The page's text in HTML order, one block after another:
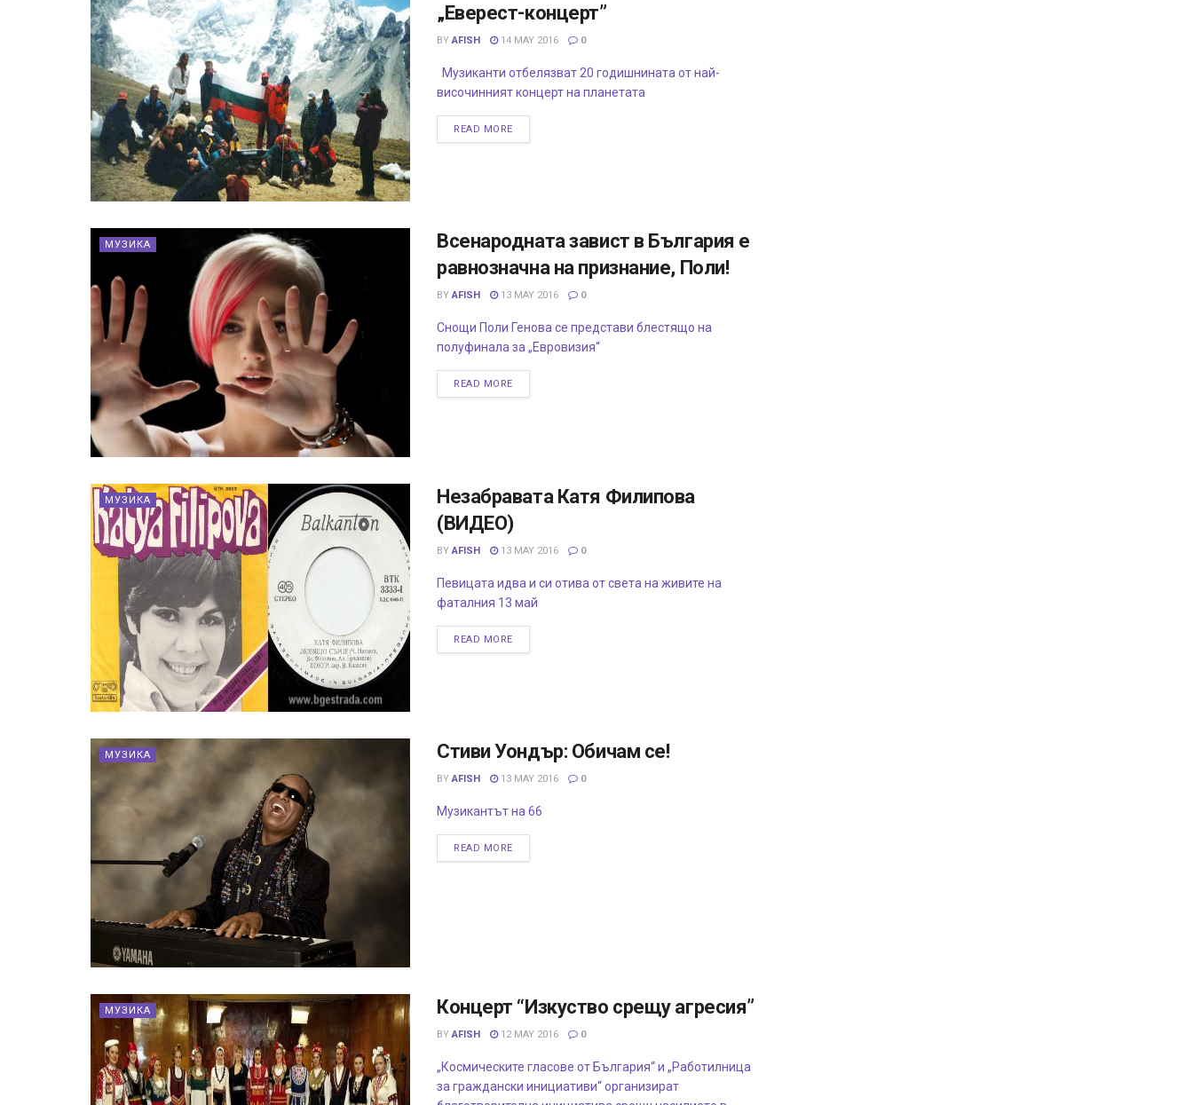
„Еверест-концерт”
BY AFISH 14 MAY 2016 0
Музиканти отбелязват 20 годишнината от най-
височинният концерт на планетата
READ MORE
МУЗИКА
Всенародната завист в България е
равнозначна на признание, Поли!
BY AFISH 13 MAY 2016 0
Снощи Поли Генова се представи блестящо на
полуфинала за „Евровизия“
READ MORE
МУЗИКА
Незабравата Катя Филипова
(ВИДЕО)
BY AFISH 13 MAY 2016 0
Певицата идва и си отива от света на живите на
фаталния 13 май
READ MORE
МУЗИКА Стиви Уондър: Обичам се!
BY AFISH 13 MAY 2016 0
Музикантът на 66
READ MORE
МУЗИКА Концерт “Изкуство срещу агресия”
BY AFISH 12 MAY 2016 0
„Космическите гласове от България“ и „Работилница
за граждански инициативи“ организират